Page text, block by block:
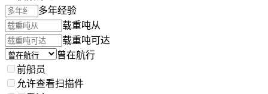
多年经验
载重吨从
载重吨可达
曾在航行
前船员
允许查看扫描件